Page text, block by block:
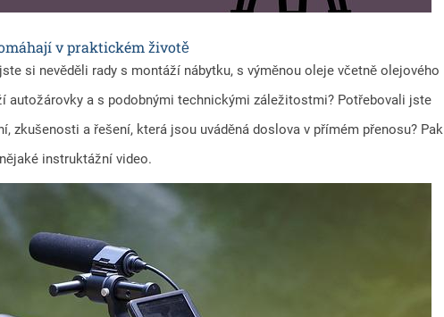
v praktickém životě
si nevěděli rady s montáží nábytku, s výměnou oleje včetně olejového
autožárovky a s podobnými technickými záležitostmi? Potřebovali jste
zkušenosti a řešení, která jsou uváděná doslova v přímém přenosu? Pak
instruktážní video.